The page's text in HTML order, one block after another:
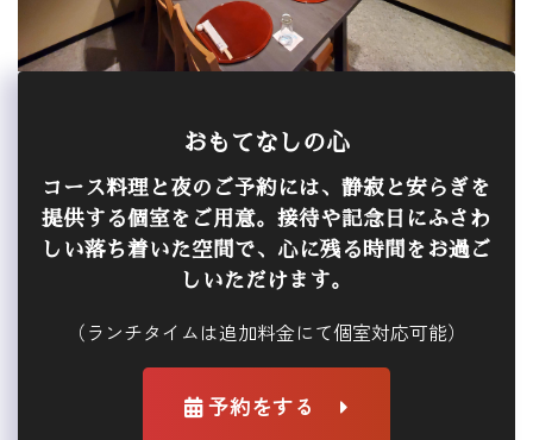
おもてなしの心
コース料理と夜のご予約には、静寂と安らぎを
提供する個室をご用意。接待や記念日にふさわ
しい落ち着いた空間で、心に残る時間をお過ご
しいただけます。
（ランチタイムは追加料金にて個室対応可能）
予約をする